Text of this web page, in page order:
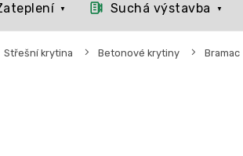
Suchá výstavba
Střešní krytina Betonové krytiny Bramac